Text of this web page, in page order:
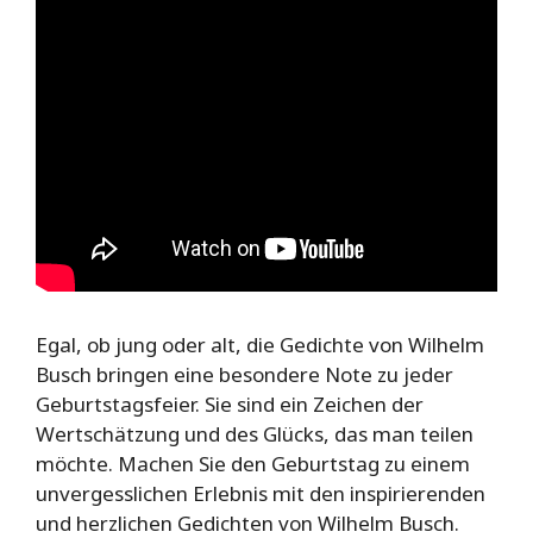
Egal, ob jung oder alt, die Gedichte von Wilhelm
Busch bringen eine besondere Note zu jeder
Geburtstagsfeier. Sie sind ein Zeichen der
Wertschätzung und des Glücks, das man teilen
möchte. Machen Sie den Geburtstag zu einem
unvergesslichen Erlebnis mit den inspirierenden
und herzlichen Gedichten von Wilhelm Busch.